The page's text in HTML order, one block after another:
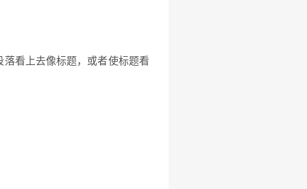
看上去像标题，或者使标题看